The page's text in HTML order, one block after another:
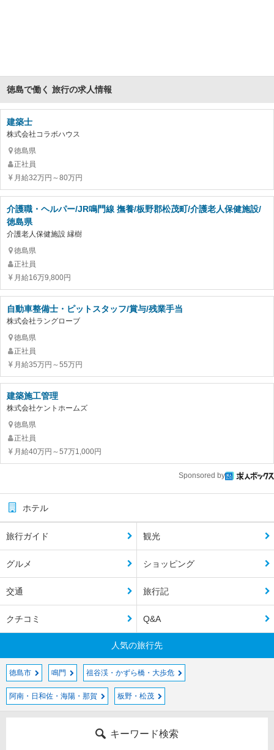
徳島で働く 旅行の求人情報
建築士
株式会社コラボハウス
徳島県
正社員
月給32万円～80万円
介護職・ヘルパー/JR鳴門線 撫養/板野郡松茂町/介護老人保健施設/
徳島県
介護老人保健施設 縁樹
徳島県
正社員
月給16万9,800円
自動車整備士・ピットスタッフ/賞与/残業手当
株式会社ラングローブ
徳島県
正社員
月給35万円～55万円
建築施工管理
株式会社ケントホームズ
徳島県
正社員
月給40万円～57万1,000円
Sponsored by
ホテル
旅行ガイド 観光
グルメ ショッピング
交通 旅行記
クチコミ Q&A
人気の旅行先
徳島市 鳴門 祖谷渓・かずら橋・大歩危
阿南・日和佐・海陽・那賀 板野・松茂
キーワード検索